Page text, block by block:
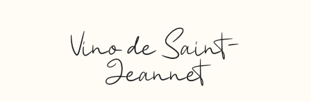
Vino de Saint-
Jeannet